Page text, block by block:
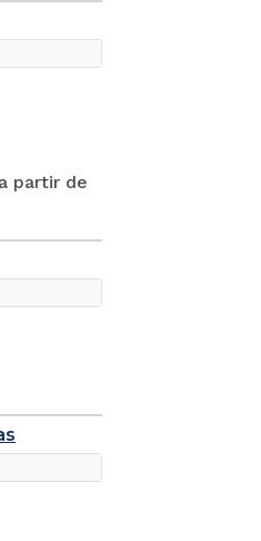
partir de